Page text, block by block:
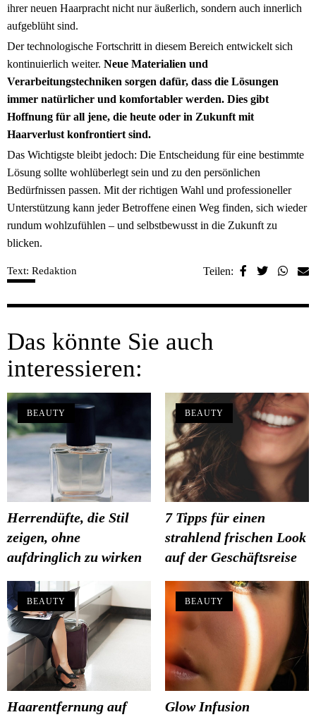
ihrer neuen Haarpracht nicht nur äußerlich, sondern auch innerlich
aufgeblüht sind.
Der technologische Fortschritt in diesem Bereich entwickelt sich
kontinuierlich weiter. Neue Materialien und
Verarbeitungstechniken sorgen dafür, dass die Lösungen
immer natürlicher und komfortabler werden. Dies gibt
Hoffnung für all jene, die heute oder in Zukunft mit
Haarverlust konfrontiert sind.
Das Wichtigste bleibt jedoch: Die Entscheidung für eine bestimmte
Lösung sollte wohlüberlegt sein und zu den persönlichen
Bedürfnissen passen. Mit der richtigen Wahl und professioneller
Unterstützung kann jeder Betroffene einen Weg finden, sich wieder
rundum wohlzufühlen – und selbstbewusst in die Zukunft zu
blicken.
Text: Redaktion Teilen:
Das könnte Sie auch
interessieren:
BEAUTY
Herrendüfte, die Stil
zeigen, ohne
aufdringlich zu wirken
BEAUTY
7 Tipps für einen
strahlend frischen Look
auf der Geschäftsreise
BEAUTY
Haarentfernung auf
BEAUTY
Glow Infusion